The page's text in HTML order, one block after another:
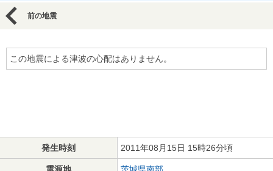
前の地震
この地震による津波の心配はありません。
発生時刻 2011年08月15日 15時26分頃
震源地 茨城県南部